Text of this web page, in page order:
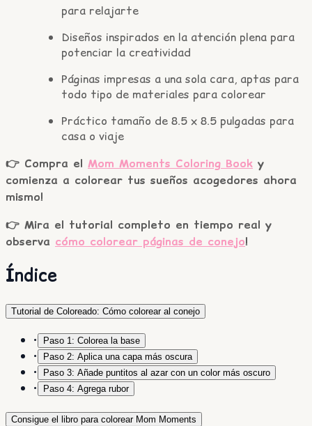
para relajarte
Diseños inspirados en la atención plena para
potenciar la creatividad
Páginas impresas a una sola cara, aptas para
todo tipo de materiales para colorear
Práctico tamaño de 8.5 x 8.5 pulgadas para
casa o viaje
👉 Compra el Mom Moments Coloring Book y
comienza a colorear tus sueños acogedores ahora
mismo!
👉 Mira el tutorial completo en tiempo real y
observa cómo colorear páginas de conejo!
Índice
Tutorial de Coloreado: Cómo colorear al conejo
• Paso 1: Colorea la base
• Paso 2: Aplica una capa más oscura
• Paso 3: Añade puntitos al azar con un color más oscuro
• Paso 4: Agrega rubor
Consigue el libro para colorear Mom Moments